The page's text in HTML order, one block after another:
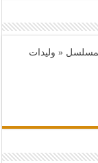
لمسلسل « وليدات